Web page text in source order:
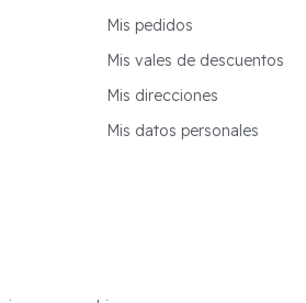
Mis pedidos
Mis vales de descuentos
Mis direcciones
Mis datos personales